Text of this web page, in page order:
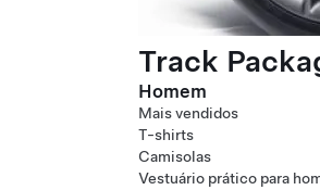
Track
Homem
Mais vendidos
T-shirts
Camisolas
Vestuário prático para